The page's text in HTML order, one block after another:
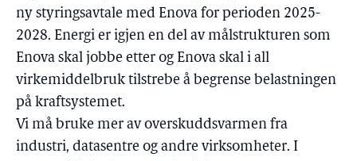
ny styringsavtale med Enova for perioden 2025-
2028. Energi er igjen en del av målstrukturen som
Enova skal jobbe etter og Enova skal i all
virkemiddelbruk tilstrebe å begrense belastningen
på kraftsystemet.
Vi må bruke mer av overskuddsvarmen fra
industri, datasentre og andre virksomheter. I